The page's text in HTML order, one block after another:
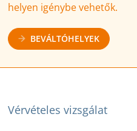
helyen igénybe vehetők.
BEVÁLTÓHELYEK
Vérvételes vizsgálat